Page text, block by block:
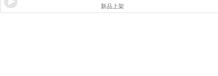
新品上架